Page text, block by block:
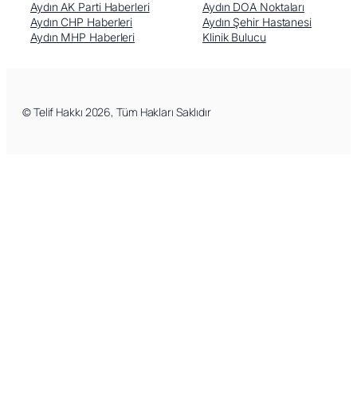
Aydın AK Parti Haberleri
Aydın CHP Haberleri
Aydın MHP Haberleri
Aydın DOA Noktaları
Aydın Şehir Hastanesi
Klinik Bulucu
© Telif Hakkı 2026, Tüm Hakları Saklıdır